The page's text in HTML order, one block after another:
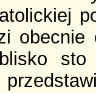
blisko